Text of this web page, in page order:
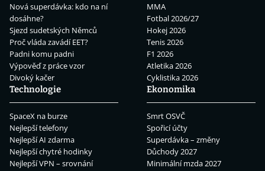
Nová superdávka: kdo na ní
dosáhne?
Sjezd sudetských Němců
Proč vláda zavádí EET?
Padni komu padni
Výpověď z práce vzor
Divoký kačer
MMA
Fotbal 2026/27
Hokej 2026
Tenis 2026
F1 2026
Atletika 2026
Cyklistika 2026
Technologie
SpaceX na burze
Nejlepší telefony
Nejlepší AI zdarma
Nejlepší chytré hodinky
Nejlepší VPN – srovnání
Ekonomika
Smrt OSVČ
Spořicí účty
Superdávka – změny
Důchody 2027
Minimální mzda 2027